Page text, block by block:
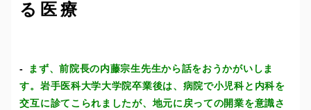
る医療
まず、前院長の内藤宗生先生から話をおうかがいしま
す。岩手医科大学大学院卒業後は、病院で小児科と内科を
交互に診てこられましたが、地元に戻っての開業を意識さ